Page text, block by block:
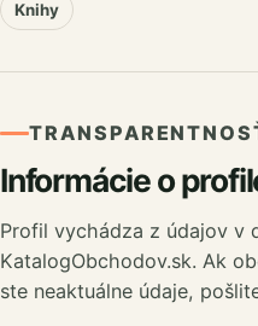
Knihy
Informácie o
Profil vychádza z údajov v
KatalogObchodov.sk. Ak
ste neaktuálne údaje,